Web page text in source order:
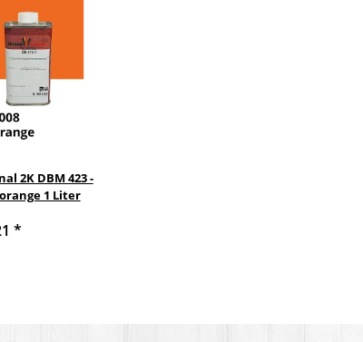
2K DBM 423 -
1 Liter
*